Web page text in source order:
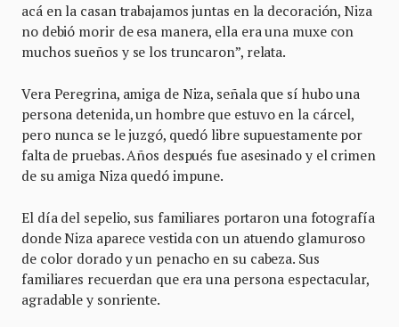
acá en la casan trabajamos juntas en la decoración, Niza
no debió morir de esa manera, ella era una muxe con
muchos sueños y se los truncaron”, relata.
Vera Peregrina, amiga de Niza, señala que sí hubo una
persona detenida, un hombre que estuvo en la cárcel,
pero nunca se le juzgó, quedó libre supuestamente por
falta de pruebas. Años después fue asesinado y el crimen
de su amiga Niza quedó impune.
El día del sepelio, sus familiares portaron una fotografía
donde Niza aparece vestida con un atuendo glamuroso
de color dorado y un penacho en su cabeza. Sus
familiares recuerdan que era una persona espectacular,
agradable y sonriente.